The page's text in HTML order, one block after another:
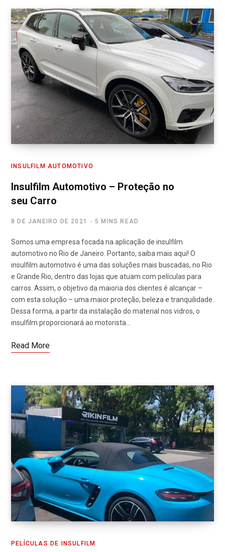
INSULFILM AUTOMOTIVO
Insulfilm Automotivo – Proteção no
seu Carro
8 DE JANEIRO DE 2021 5 MINS READ
Somos uma empresa focada na aplicação de insulfilm
automotivo no Rio de Janeiro. Portanto, saiba mais aqui! O
insulfilm automotivo é uma das soluções mais buscadas, no Rio
e Grande Rio, dentro das lojas que atuam com películas para
carros. Assim, o objetivo da maioria dos clientes é alcançar –
com esta solução – uma maior proteção, beleza e tranquilidade.
Dessa forma, a partir da instalação do material nos vidros, o
insulfilm proporcionará ao motorista…
Read More
PELÍCULAS DE INSULFILM